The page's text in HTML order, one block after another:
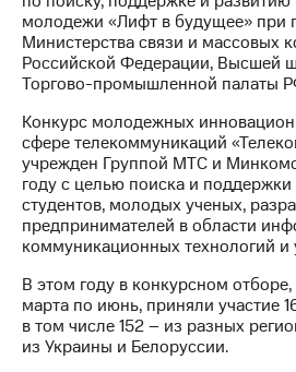
релизы
МТС
о технологиях
Достижения
Интервью
Финансовая
отчетность
Новости
в
регионе
молодежи «Лифт в будущее» при
Министерства связи и массовых
Российской Федерации, Высшей
Торгово-промышленной палаты
Конкурс молодежных
сфере телекоммуникаций
учрежден Группой МТС и
году с целью поиска и
студентов, молодых ученых,
предпринимателей в области
коммуникационных технологий и
В этом году в конкурсном
марта по июнь, приняли участие
в том числе 152 – из разных
из Украины и Белоруссии.